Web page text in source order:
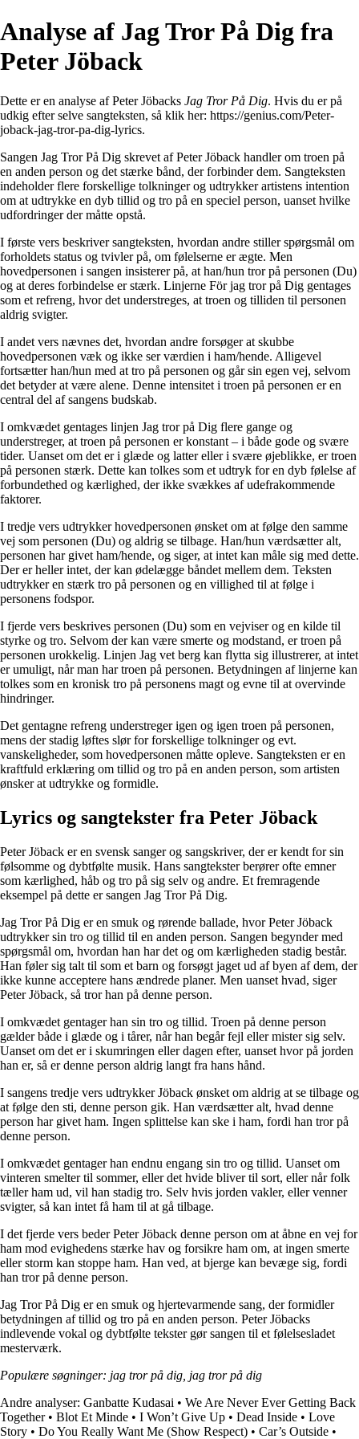
Analyse af Jag Tror På Dig fra
Peter Jöback
Dette er en analyse af Peter Jöbacks Jag Tror På Dig. Hvis du er på
udkig efter selve sangteksten, så klik her: https://genius.com/Peter-
joback-jag-tror-pa-dig-lyrics.
Sangen Jag Tror På Dig skrevet af Peter Jöback handler om troen på
en anden person og det stærke bånd, der forbinder dem. Sangteksten
indeholder flere forskellige tolkninger og udtrykker artistens intention
om at udtrykke en dyb tillid og tro på en speciel person, uanset hvilke
udfordringer der måtte opstå.
I første vers beskriver sangteksten, hvordan andre stiller spørgsmål om
forholdets status og tvivler på, om følelserne er ægte. Men
hovedpersonen i sangen insisterer på, at han/hun tror på personen (Du)
og at deres forbindelse er stærk. Linjerne För jag tror på Dig gentages
som et refreng, hvor det understreges, at troen og tilliden til personen
aldrig svigter.
I andet vers nævnes det, hvordan andre forsøger at skubbe
hovedpersonen væk og ikke ser værdien i ham/hende. Alligevel
fortsætter han/hun med at tro på personen og går sin egen vej, selvom
det betyder at være alene. Denne intensitet i troen på personen er en
central del af sangens budskab.
I omkvædet gentages linjen Jag tror på Dig flere gange og
understreger, at troen på personen er konstant – i både gode og svære
tider. Uanset om det er i glæde og latter eller i svære øjeblikke, er troen
på personen stærk. Dette kan tolkes som et udtryk for en dyb følelse af
forbundethed og kærlighed, der ikke svækkes af udefrakommende
faktorer.
I tredje vers udtrykker hovedpersonen ønsket om at følge den samme
vej som personen (Du) og aldrig se tilbage. Han/hun værdsætter alt,
personen har givet ham/hende, og siger, at intet kan måle sig med dette.
Der er heller intet, der kan ødelægge båndet mellem dem. Teksten
udtrykker en stærk tro på personen og en villighed til at følge i
personens fodspor.
I fjerde vers beskrives personen (Du) som en vejviser og en kilde til
styrke og tro. Selvom der kan være smerte og modstand, er troen på
personen urokkelig. Linjen Jag vet berg kan flytta sig illustrerer, at intet
er umuligt, når man har troen på personen. Betydningen af linjerne kan
tolkes som en kronisk tro på personens magt og evne til at overvinde
hindringer.
Det gentagne refreng understreger igen og igen troen på personen,
mens der stadig løftes slør for forskellige tolkninger og evt.
vanskeligheder, som hovedpersonen måtte opleve. Sangteksten er en
kraftfuld erklæring om tillid og tro på en anden person, som artisten
ønsker at udtrykke og formidle.
Lyrics og sangtekster fra Peter Jöback
Peter Jöback er en svensk sanger og sangskriver, der er kendt for sin
følsomme og dybtfølte musik. Hans sangtekster berører ofte emner
som kærlighed, håb og tro på sig selv og andre. Et fremragende
eksempel på dette er sangen Jag Tror På Dig.
Jag Tror På Dig er en smuk og rørende ballade, hvor Peter Jöback
udtrykker sin tro og tillid til en anden person. Sangen begynder med
spørgsmål om, hvordan han har det og om kærligheden stadig består.
Han føler sig talt til som et barn og forsøgt jaget ud af byen af dem, der
ikke kunne acceptere hans ændrede planer. Men uanset hvad, siger
Peter Jöback, så tror han på denne person.
I omkvædet gentager han sin tro og tillid. Troen på denne person
gælder både i glæde og i tårer, når han begår fejl eller mister sig selv.
Uanset om det er i skumringen eller dagen efter, uanset hvor på jorden
han er, så er denne person aldrig langt fra hans hånd.
I sangens tredje vers udtrykker Jöback ønsket om aldrig at se tilbage og
at følge den sti, denne person gik. Han værdsætter alt, hvad denne
person har givet ham. Ingen splittelse kan ske i ham, fordi han tror på
denne person.
I omkvædet gentager han endnu engang sin tro og tillid. Uanset om
vinteren smelter til sommer, eller det hvide bliver til sort, eller når folk
tæller ham ud, vil han stadig tro. Selv hvis jorden vakler, eller venner
svigter, så kan intet få ham til at gå tilbage.
I det fjerde vers beder Peter Jöback denne person om at åbne en vej for
ham mod evighedens stærke hav og forsikre ham om, at ingen smerte
eller storm kan stoppe ham. Han ved, at bjerge kan bevæge sig, fordi
han tror på denne person.
Jag Tror På Dig er en smuk og hjertevarmende sang, der formidler
betydningen af tillid og tro på en anden person. Peter Jöbacks
indlevende vokal og dybtfølte tekster gør sangen til et følelsesladet
mesterværk.
Populære søgninger: jag tror på dig, jag tror på dig
Andre analyser: Ganbatte Kudasai • We Are Never Ever Getting Back
Together• Blot Et Minde • I Won’t Give Up • Dead Inside • Love
Story • Do You Really Want Me (Show Respect) • Car’s Outside •